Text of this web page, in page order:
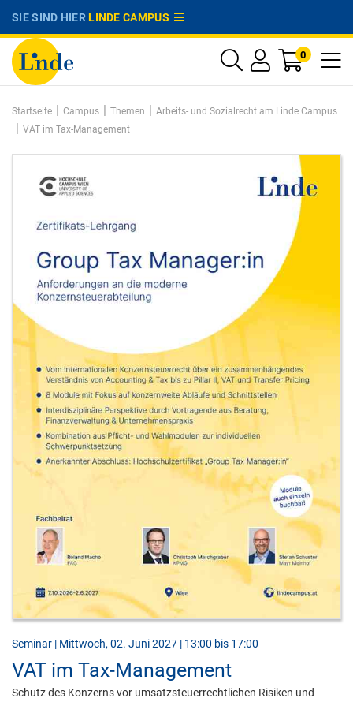
SIE SIND HIERLINDE CAMPUS
0
Startseite | Campus | Themen | Arbeits- und Sozialrecht am Linde Campus
| VAT im Tax-Management
Seminar | Mittwoch, 02. Juni 2027 | 13:00 bis 17:00
VAT im Tax-Management
Schutz des Konzerns vor umsatzsteuerrechtlichen Risiken und